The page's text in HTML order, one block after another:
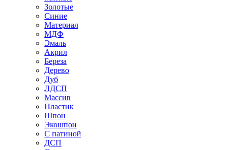
Золотые
Синие
Материал
МДФ
Эмаль
Акрил
Береза
Дерево
Дуб
ЛДСП
Массив
Пластик
Шпон
Экошпон
С патиной
ДСП